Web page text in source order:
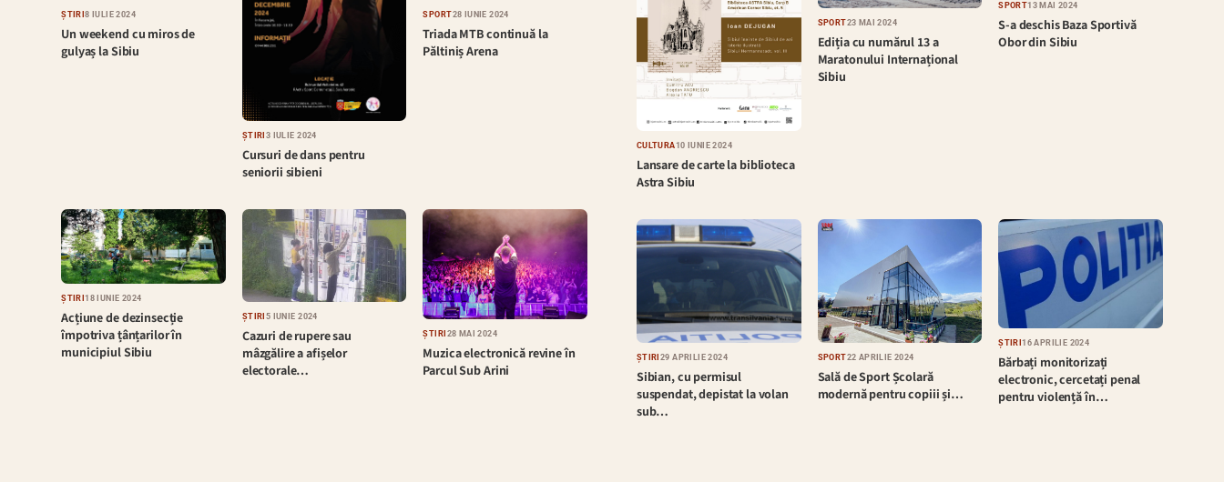
ȘTIRI8 IULIE 2024
Un weekend cu miros de
gulyaș la Sibiu
ȘTIRI 3 IULIE 2024
Cursuri de dans pentru
seniorii sibieni
SPORT28 IUNIE 2024
Triada MTB continuă la
Păltiniș Arena
ȘTIRI18 IUNIE 2024
Acțiune de dezinsecție
împotriva țânțarilor în
municipiul Sibiu
ȘTIRI 5 IUNIE 2024
Cazuri de rupere sau
mâzgălire a afișelor
electorale…
ȘTIRI 28 MAI 2024
Muzica electronică revine în
Parcul Sub Arini
CULTURĂ10 IUNIE 2024
Lansare de carte la biblioteca
Astra Sibiu
SPORT23 MAI 2024
Ediția cu numărul 13 a
Maratonului Internațional
Sibiu
SPORT13 MAI 2024
S-a deschis Baza Sportivă
Obor din Sibiu
ȘTIRI 29 APRILIE 2024
Sibian, cu permisul
suspendat, depistat la volan
sub…
SPORT22 APRILIE 2024
Sală de Sport Școlară
modernă pentru copiii și…
ȘTIRI16 APRILIE 2024
Bărbați monitorizați
electronic, cercetați penal
pentru violență în…